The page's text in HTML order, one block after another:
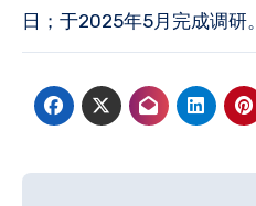
日；于2025年5月完成调研。